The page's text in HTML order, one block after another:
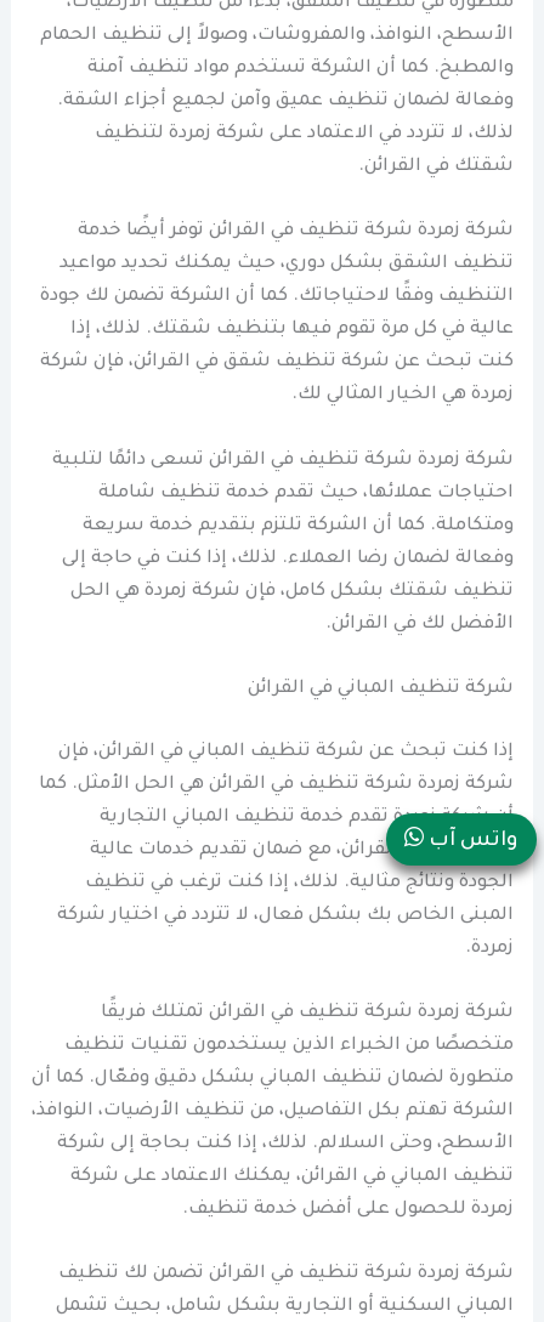
الأسطح، النوافذ، والمفروشات، وصولاً إلى تنظيف الحمام
والمطبخ. كما أن الشركة تستخدم مواد تنظيف آمنة
وفعالة لضمان تنظيف عميق وآمن لجميع أجزاء الشقة.
لذلك، لا تتردد في الاعتماد على شركة زمردة لتنظيف
شقتك في القرائن.
شركة زمردة شركة تنظيف في القرائن توفر أيضًا خدمة
تنظيف الشقق بشكل دوري، حيث يمكنك تحديد مواعيد
التنظيف وفقًا لاحتياجاتك. كما أن الشركة تضمن لك جودة
عالية في كل مرة تقوم فيها بتنظيف شقتك. لذلك، إذا
كنت تبحث عن شركة تنظيف شقق في القرائن، فإن شركة
زمردة هي الخيار المثالي لك.
شركة زمردة شركة تنظيف في القرائن تسعى دائمًا لتلبية
احتياجات عملائها، حيث تقدم خدمة تنظيف شاملة
ومتكاملة. كما أن الشركة تلتزم بتقديم خدمة سريعة
وفعالة لضمان رضا العملاء. لذلك، إذا كنت في حاجة إلى
تنظيف شقتك بشكل كامل، فإن شركة زمردة هي الحل
الأفضل لك في القرائن.
شركة تنظيف المباني في القرائن
إذا كنت تبحث عن شركة تنظيف المباني في القرائن، فإن
شركة زمردة شركة تنظيف في القرائن هي الحل الأمثل. كما
أن شركة زمردة تقدم خدمة تنظيف المباني التجارية
والسكنية في القرائن، مع ضمان تقديم خدمات عالية
الجودة ونتائج مثالية. لذلك، إذا كنت ترغب في تنظيف
المبنى الخاص بك بشكل فعال، لا تتردد في اختيار شركة
زمردة.
شركة زمردة شركة تنظيف في القرائن تمتلك فريقًا
متخصصًا من الخبراء الذين يستخدمون تقنيات تنظيف
متطورة لضمان تنظيف المباني بشكل دقيق وفعّال. كما أن
الشركة تهتم بكل التفاصيل، من تنظيف الأرضيات، النوافذ،
الأسطح، وحتى السلالم. لذلك، إذا كنت بحاجة إلى شركة
تنظيف المباني في القرائن، يمكنك الاعتماد على شركة
زمردة للحصول على أفضل خدمة تنظيف.
شركة زمردة شركة تنظيف في القرائن تضمن لك تنظيف
المباني السكنية أو التجارية بشكل شامل، بحيث تشمل
واتس آب